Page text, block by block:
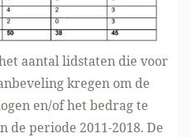
aantal lidstaten die voor
kregen om de
en/of het bedrag te
de periode 2011-2018. De